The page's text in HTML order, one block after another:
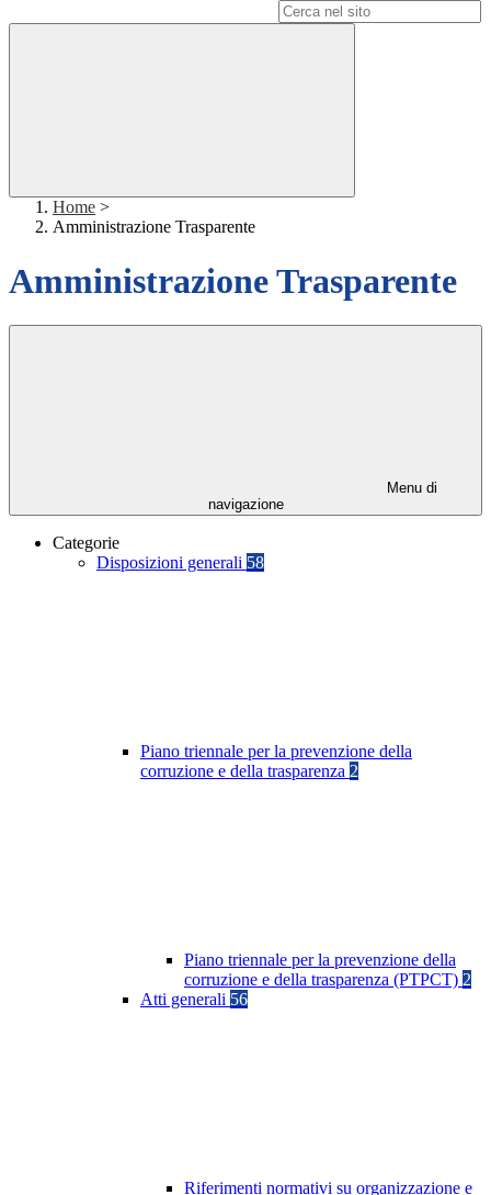
Home >
Amministrazione Trasparente
Amministrazione Trasparente
Menu di
navigazione
Categorie
Disposizioni generali 58
Piano triennale per la prevenzione della
corruzione e della trasparenza 2
Piano triennale per la prevenzione della
corruzione e della trasparenza (PTPCT) 2
Atti generali 56
Riferimenti normativi su organizzazione e